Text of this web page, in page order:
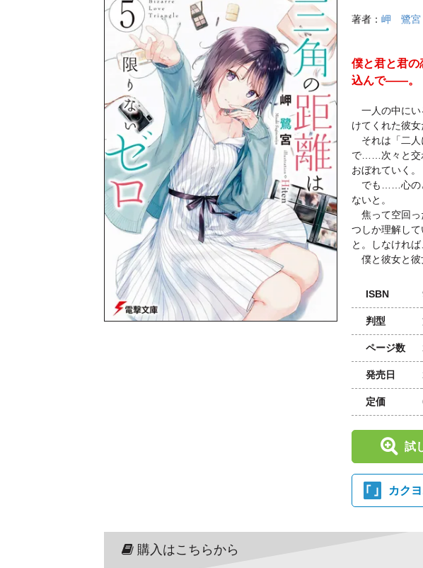
著者： 岬 鷺宮
僕と君と君の
込んで――。
一人の中にい
けてくれた彼女
それは「二人
で……次々と交
おぼれていく。
でも……心の
ないと。
焦って空回っ
つしか理解し
と。しなければ
僕と彼女と彼
ISBN
判型
ページ数
発売日
定価
試
カク
購入はこちらから